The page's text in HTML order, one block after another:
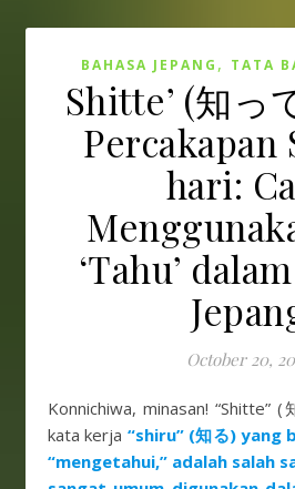
BAHASA JEPANG , TATA
Shitte’ (知っ
Percakapan
hari:
‘Tahu’
October 20,
Konnichiwa, minasan! “Shitte” (知って), berasal dari
kata kerja “shiru” (知る)
“mengetahui,” adalah salah